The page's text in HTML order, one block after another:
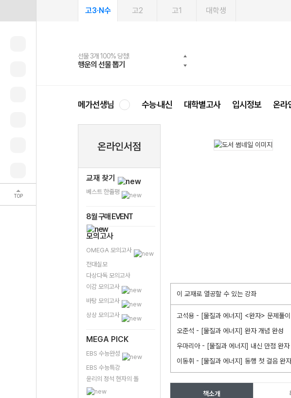
TOP
고3·N수 고2 고1 대학생
선물 3개 100% 당첨!
행운의 선물 뽑기
선물 100% 증정!
메가스터디 X 올리브
여름방학 스터디 캐시백
메가런 썸머스쿨
2027 러셀 단과
강사 공개선발
스마트러닝앱
설문 EVENT
메가패스
3일 무료 체험권
메가패스 수강생 무료혜택!
메가클럽 멤버십
사회공헌 캠페인
희망이룸 메가나눔
메가선생님 수능·내신 대학별고사 입시정보 온라
온라인서점
교재 찾기
베스트 한줄평
8월 구매 EVENT
모의고사
OMEGA 모의고사
전대실모
다상다독 모의고사
이감 모의고사
바탕 모의고사
상상 모의고사
MEGA PICK
EBS 수능완성
EBS 수능특강
윤리의 정석 현자의 돌
이 교재로 열공할 수 있는 강좌
고석용 - [물질과 에너지] <완자> 문제풀
오준석 - [물질과 에너지] 완자 개념 완성
우마리아 - [물질과 에너지] 내신 만점 완자
이동휘 - [물질과 에너지] 동행 첫 걸음 완
책소개